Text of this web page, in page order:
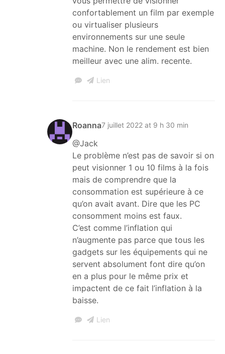
confortablement un film par exemple
ou virtualiser plusieurs
environnements sur une seule
machine. Non le rendement est bien
meilleur avec une alim. recente.
Lien
Roanna7 juillet 2022 at 9 h 30 min
@Jack
Le problème n’est pas de savoir si on
peut visionner 1 ou 10 films à la fois
mais de comprendre que la
consommation est supérieure à ce
qu’on avait avant. Dire que les PC
consomment moins est faux.
C’est comme l’inflation qui
n’augmente pas parce que tous les
gadgets sur les équipements qui ne
servent absolument font dire qu’on
en a plus pour le même prix et
impactent de ce fait l’inflation à la
baisse.
Lien